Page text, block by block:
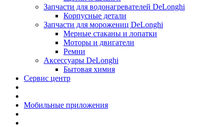
Запчасти для водонагревателей DeLonghi
Корпусные детали
Запчасти для морожениц DeLonghi
Мерные стаканы и лопатки
Моторы и двигатели
Ремни
Аксессуары DeLonghi
Бытовая химия
Сервис центр
Мобильные приложения